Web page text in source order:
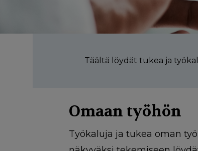
Täältä löydät tukea ja
Omaan työhön
Työkaluja ja tukea oman